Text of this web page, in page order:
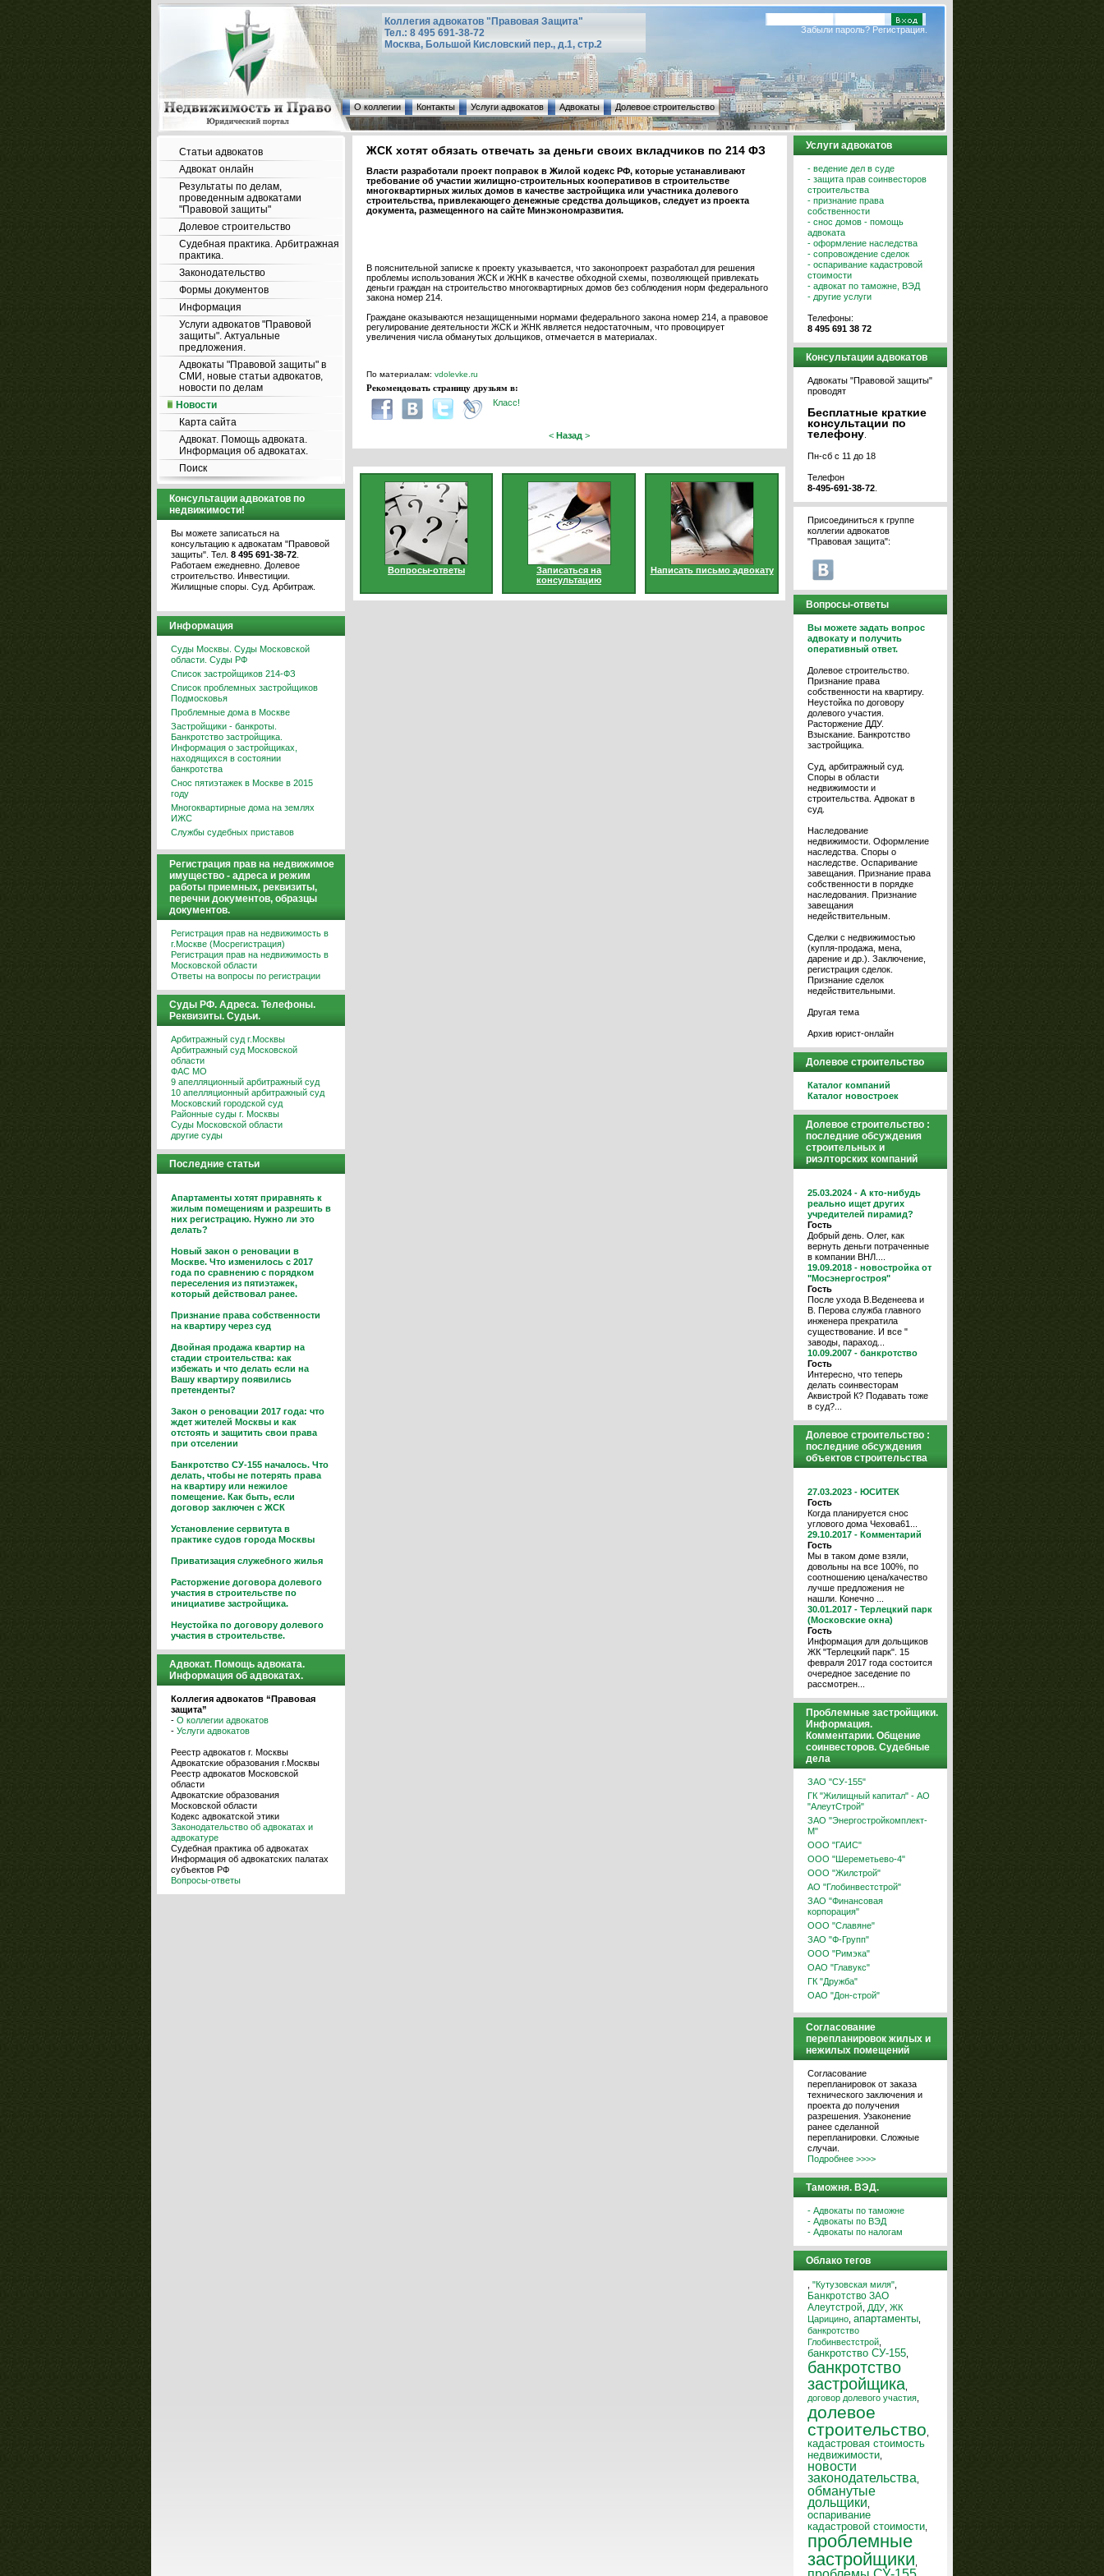
Коллегия адвокатов "Правовая Защита"
Тел.: 8 495 691-38-72
Москва, Большой Кисловский пер., д.1, стр.2
Забыли пароль? Регистрация.
О коллегии Контакты Услуги адвокатов Адвокаты Долевое строительство
Статьи адвокатов
Адвокат онлайн
Результаты по делам,
проведенным адвокатами
"Правовой защиты"
Долевое строительство
Судебная практика. Арбитражная
практика.
Законодательство
Формы документов
Информация
Услуги адвокатов "Правовой
защиты". Актуальные
предложения.
Адвокаты "Правовой защиты" в
СМИ, новые статьи адвокатов,
новости по делам
Новости
Карта сайта
Адвокат. Помощь адвоката.
Информация об адвокатах.
Поиск
Консультации адвокатов по
недвижимости!
Вы можете записаться на
консультацию к адвокатам "Правовой
защиты". Тел. 8 495 691-38-72
Работаем ежедневно. Долевое
строительство. Инвестиции.
Жилищные споры. Суд. Арбитраж.
Информация
Суды Москвы. Суды Московской
области. Суды РФ
Список застройщиков 214-ФЗ
Список проблемных застройщиков
Подмосковья
Проблемные дома в Москве
Застройщики - банкроты.
Банкротство застройщика.
Информация о застройщиках,
находящихся в состоянии
банкротства
Снос пятиэтажек в Москве в 2015
году
Многоквартирные дома на землях
ИЖС
Службы судебных приставов
Регистрация прав на недвижимое
имущество - адреса и режим
работы приемных, реквизиты,
перечни документов, образцы
документов.
Регистрация прав на недвижимость в
г.Москве (Мосрегистрация)
Регистрация прав на недвижимость в
Московской области
Ответы на вопросы по регистрации
Суды РФ. Адреса. Телефоны.
Реквизиты. Судьи.
Арбитражный суд г.Москвы
Арбитражный суд Московской
области
ФАС МО
9 апелляционный арбитражный суд
10 апелляционный арбитражный суд
Московский городской суд
Районные суды г. Москвы
Суды Московской области
другие суды
Последние статьи
Апартаменты хотят приравнять к
жилым помещениям и разрешить в
них регистрацию. Нужно ли это
делать?
Новый закон о реновации в
Москве. Что изменилось с 2017
года по сравнению с порядком
переселения из пятиэтажек,
который действовал ранее.
Признание права собственности
на квартиру через суд
Двойная продажа квартир на
стадии строительства: как
избежать и что делать если на
Вашу квартиру появились
претенденты?
Закон о реновации 2017 года: что
ждет жителей Москвы и как
отстоять и защитить свои права
при отселении
Банкротство СУ-155 началось. Что
делать, чтобы не потерять права
на квартиру или нежилое
помещение. Как быть, если
договор заключен с ЖСК
Установление сервитута в
практике судов города Москвы
Приватизация служебного жилья
Расторжение договора долевого
участия в строительстве по
инициативе застройщика.
Неустойка по договору долевого
участия в строительстве.
Адвокат. Помощь адвоката.
Информация об адвокатах.
Коллегия адвокатов “Правовая
защита”
- О коллегии адвокатов
- Услуги адвокатов
Реестр адвокатов г. Москвы
Адвокатские образования г.Москвы
Реестр адвокатов Московской
области
Адвокатские образования
Московской области
Кодекс адвокатской этики
Законодательство об адвокатах и
адвокатуре
Судебная практика об адвокатах
Информация об адвокатских палатах
субъектов РФ
Вопросы-ответы
ЖСК хотят обязать отвечать за деньги своих вкладчиков по 214 ФЗ
Власти разработали проект поправок в Жилой кодекс РФ, которые устанавливают
требование об участии жилищно-строительных кооперативов в строительстве
многоквартирных жилых домов в качестве застройщика или участника долевого
строительства, привлекающего денежные средства дольщиков, следует из проекта
документа, размещенного на сайте Минэкономразвития.
В пояснительной записке к проекту указывается, что законопроект разработал для решения
проблемы использования ЖСК и ЖНК в качестве обходной схемы, позволяющей привлекать
деньги граждан на строительство многоквартирных домов без соблюдения норм федерального
закона номер 214.
Граждане оказываются незащищенными нормами федерального закона номер 214, а правовое
регулирование деятельности ЖСК и ЖНК является недостаточным, что провоцирует
увеличения числа обманутых дольщиков, отмечается в материалах.
По материалам: vdolevke.ru
Рекомендовать страницу друзьям в:
Класс!
< Назад >
Вопросы-ответы
Записаться на
консультацию
Написать письмо адвокату
Услуги адвокатов
- ведение дел в суде
- защита прав соинвесторов
строительства
- признание права
собственности
- снос домов - помощь
адвоката
- оформление наследства
- сопровождение сделок
- оспаривание кадастровой
стоимости
- адвокат по таможне, ВЭД
- другие услуги
Телефоны:
8 495 691 38 72
Консультации адвокатов
Адвокаты "Правовой защиты"
проводят
Бесплатные краткие
консультации по
телефону
Пн-сб с 11 до 18
Телефон
8-495-691-38-72
Присоединиться к группе
коллегии адвокатов
"Правовая защита":
Вопросы-ответы
Вы можете задать вопрос
адвокату и получить
оперативный ответ.
Долевое строительство.
Признание права
собственности на квартиру.
Неустойка по договору
долевого участия.
Расторжение ДДУ.
Взыскание. Банкротство
застройщика.
Суд, арбитражный суд.
Споры в области
недвижимости и
строительства. Адвокат в
суд.
Наследование
недвижимости. Оформление
наследства. Споры о
наследстве. Оспаривание
завещания. Признание права
собственности в порядке
наследования. Признание
завещания
недействительным.
Сделки с недвижимостью
(купля-продажа, мена,
дарение и др.). Заключение,
регистрация сделок.
Признание сделок
недействительными.
Другая тема
Архив юрист-онлайн
Долевое строительство
Каталог компаний
Каталог новостроек
Долевое строительство :
последние обсуждения
строительных и
риэлторских компаний
25.03.2024 - А кто-нибудь
реально ищет других
учредителей пирамид?
Гость
Добрый день. Олег, как
вернуть деньги потраченные
в компании ВНЛ....
19.09.2018 - новостройка от
"Мосэнергостроя"
Гость
После ухода В.Веденеева и
В. Перова служба главного
инженера прекратила
существование. И все "
заводы, параход...
10.09.2007 - банкротство
Гость
Интересно, что теперь
делать соинвесторам
Аквистрой К? Подавать тоже
в суд?...
Долевое строительство :
последние обсуждения
объектов строительства
27.03.2023 - ЮСИТЕК
Гость
Когда планируется снос
углового дома Чехова61...
29.10.2017 - Комментарий
Гость
Мы в таком доме взяли,
довольны на все 100%, по
соотношению цена/качество
лучше предложения не
нашли. Конечно ...
30.01.2017 - Терлецкий парк
(Московские окна)
Гость
Информация для дольщиков
ЖК "Терлецкий парк". 15
февраля 2017 года состоится
очередное заседение по
рассмотрен...
Проблемные застройщики.
Информация.
Комментарии. Общение
соинвесторов. Судебные
дела
ЗАО "СУ-155"
ГК "Жилищный капитал" - АО
"АлеутСтрой"
ЗАО "Энергостройкомплект-
М"
ООО "ГАИС"
ООО "Шереметьево-4"
ООО "Жилстрой"
АО "Глобинвестстрой"
ЗАО "Финансовая
корпорация"
ООО "Славяне"
ЗАО "Ф-Групп"
ООО "Римэка"
ОАО "Главукс"
ГК "Дружба"
ОАО "Дон-строй"
Согласование
перепланировок жилых и
нежилых помещений
Согласование
перепланировок от заказа
технического заключения и
проекта до получения
разрешения. Узаконение
ранее сделанной
перепланировки. Сложные
случаи.
Подробнее >>>>
Таможня. ВЭД.
- Адвокаты по таможне
- Адвокаты по ВЭД
- Адвокаты по налогам
Облако тегов
"Кутузовская миля"
Банкротство ЗАО
Алеутстрой
ДДУ ЖК
Царицино апартаменты
банкротство
Глобинвестстрой
банкротство СУ-155
банкротство
застройщика
договор долевого участия
долевое
строительство
кадастровая стоимость
недвижимости
новости
законодательства
обманутые
дольщики
оспаривание
кадастровой стоимости
проблемные
застройщики